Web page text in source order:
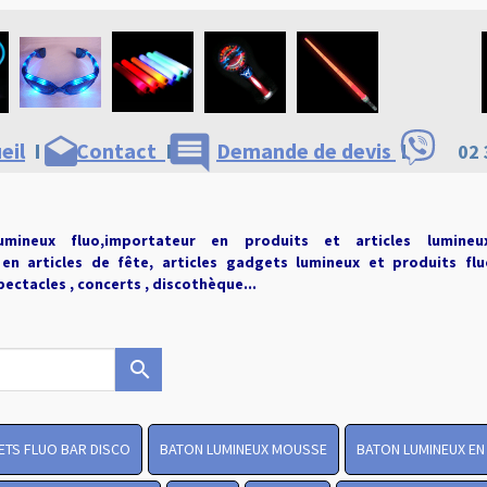
IContact I Demande de devis I 02
drafts comment
fluo,importateur en produits et articles
articles de fête, articles gadgets lumineux et produits
, concerts , discothèque...
search
FLUO BAR DISCO BATON LUMINEUX MOUSSE BATON LUMINEUX